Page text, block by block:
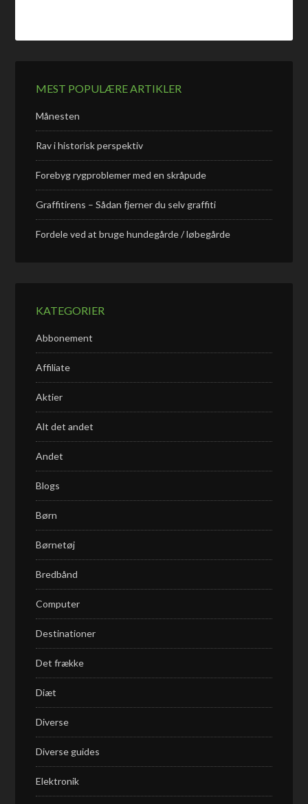
MEST POPULÆRE ARTIKLER
Månesten
Rav i historisk perspektiv
Forebyg rygproblemer med en skråpude
Graffitirens – Sådan fjerner du selv graffiti
Fordele ved at bruge hundegårde / løbegårde
KATEGORIER
Abbonement
Affiliate
Aktier
Alt det andet
Andet
Blogs
Børn
Børnetøj
Bredbånd
Computer
Destinationer
Det frække
Diæt
Diverse
Diverse guides
Elektronik